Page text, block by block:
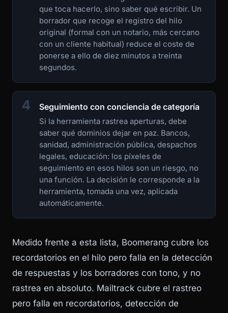
que toca hacerlo, sino saber qué escribir. Un
borrador que recoge el registro del hilo
original (formal con un notario, más cercano
con un cliente habitual) reduce el coste de
ponerse a ello de diez minutos a treinta
segundos.
4 Seguimiento con conciencia de categoría
Si la herramienta rastrea aperturas, debe
saber qué dominios dejar en paz. Bancos,
sanidad, administración pública, despachos
legales, educación: los píxeles de
seguimiento en esos hilos son un riesgo, no
una función. La decisión le corresponde a la
herramienta, tomada una vez, aplicada
automáticamente.
Medido frente a esta lista, Boomerang cubre los
recordatorios en el hilo pero falla en la detección
de respuestas y los borradores con tono, y no
rastrea en absoluto. Mailtrack cubre el rastreo
pero falla en recordatorios, detección de